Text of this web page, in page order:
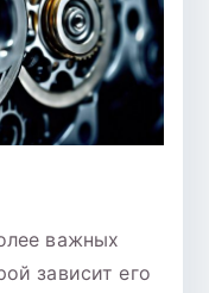
важных
зависит его